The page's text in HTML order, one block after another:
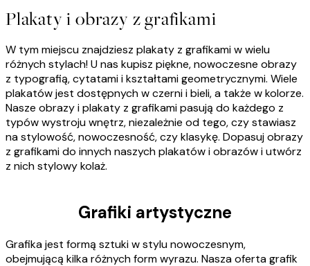
Plakaty i obrazy z grafikami
W tym miejscu znajdziesz plakaty z grafikami w wielu
różnych stylach! U nas kupisz piękne, nowoczesne obrazy
z typografią, cytatami i kształtami geometrycznymi. Wiele
plakatów jest dostępnych w czerni i bieli, a także w kolorze.
Nasze obrazy i plakaty z grafikami pasują do każdego z
typów wystroju wnętrz, niezależnie od tego, czy stawiasz
na stylowość, nowoczesność, czy klasykę. Dopasuj obrazy
z grafikami do innych naszych plakatów i obrazów i utwórz
z nich stylowy kolaż.
Grafiki artystyczne
Grafika jest formą sztuki w stylu nowoczesnym,
obejmującą kilka różnych form wyrazu. Nasza oferta grafik